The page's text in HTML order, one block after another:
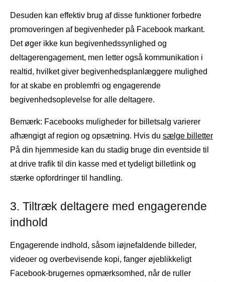
Desuden kan effektiv brug af disse funktioner forbedre
promoveringen af ​​begivenheder på Facebook markant.
Det øger ikke kun begivenhedssynlighed og
deltagerengagement, men letter også kommunikation i
realtid, hvilket giver begivenhedsplanlæggere mulighed
for at skabe en problemfri og engagerende
begivenhedsoplevelse for alle deltagere.
Bemærk: Facebooks muligheder for billetsalg varierer
afhængigt af region og opsætning. Hvis du sælge billetter
På din hjemmeside kan du stadig bruge din eventside til
at drive trafik til din kasse med et tydeligt billetlink og
stærke opfordringer til handling.
3. Tiltræk deltagere med engagerende
indhold
Engagerende indhold, såsom iøjnefaldende billeder,
videoer og overbevisende kopi, fanger øjeblikkeligt
Facebook-brugernes opmærksomhed, når de ruller